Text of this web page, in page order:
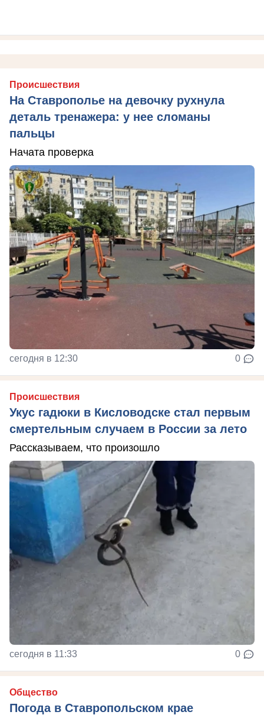
Происшествия
На Ставрополье на девочку рухнула
деталь тренажера: у нее сломаны
пальцы
Начата проверка
сегодня в 12:30 0
Происшествия
Укус гадюки в Кисловодске стал первым
смертельным случаем в России за лето
Рассказываем, что произошло
сегодня в 11:33 0
Общество
Погода в Ставропольском крае